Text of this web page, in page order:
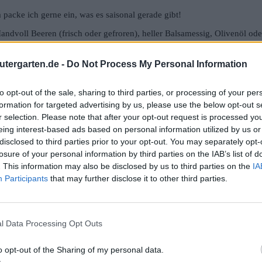
- Do Not Process My Personal Information
opt-out of the sale, sharing to third parties, or processing of your
for targeted advertising by us, please use the below opt-out
selection. Please note that after your opt-out request is processed
interest-based ads based on personal information utilized by us
to third parties prior to your opt-out. You may separately
of your personal information by third parties on the IAB’s list of
This information may also be disclosed by us to third parties on the
Participants that may further disclose it to other third parties.
Data Processing Opt Outs
opt-out of the Sharing of my personal data.
ich gerne ein, was es saisonal gerade gibt!
Beeren (frisch oder gefroren), heller Balsamessig, Olivenöl
Die Bitteren ,Die Sauren